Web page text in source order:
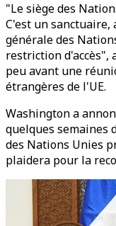
"Le siège des
C'est un sanctuaire,
générale des
restriction d'accès",
peu avant une
étrangères de l'UE.
Washington a
quelques semaines
des Nations Unies
plaidera pour la